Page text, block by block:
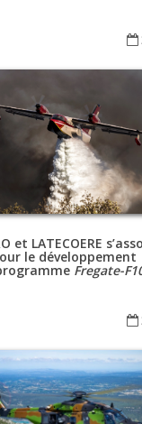
et LATECOERE
le développement
Fregate-